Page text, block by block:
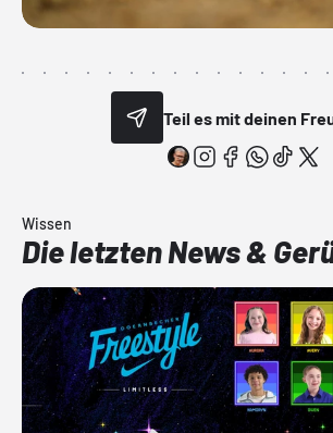
Teil es mit deinen
Wissen
Die letzten News &